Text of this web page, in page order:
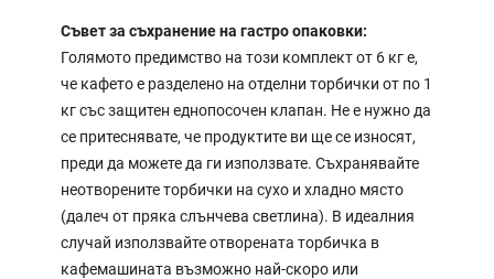
Съвет за съхранение на гастро опаковки:
Голямото предимство на този комплект от 6 кг е,
че кафето е разделено на отделни торбички от по 1
кг със защитен еднопосочен клапан. Не е нужно да
се притеснявате, че продуктите ви ще се износят,
преди да можете да ги използвате. Съхранявайте
неотворените торбички на сухо и хладно място
(далеч от пряка слънчева светлина). В идеалния
случай използвайте отворената торбичка в
кафемашината възможно най-скоро или